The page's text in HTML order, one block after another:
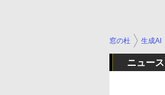
窓の杜 生成AI
ニュース